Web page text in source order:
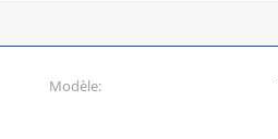
Modèle: